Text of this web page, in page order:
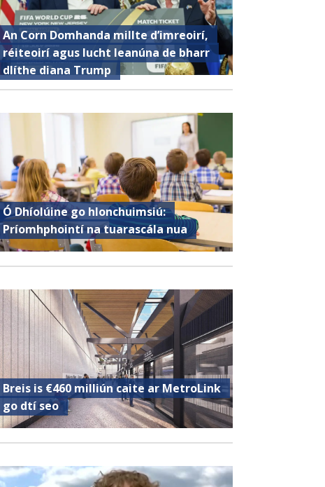
An Corn Domhanda millte d’imreoirí,
réiteoirí agus lucht leanúna de bharr
dlíthe diana Trump
Ó Dhíolúine go hIonchuimsiú:
Príomhphointí na tuarascála nua
Breis is €460 milliún caite ar MetroLink
go dtí seo